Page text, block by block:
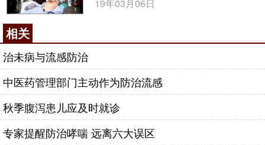
19年03月06日
相关
治未病与流感防治
中医药管理部门主动作为防治流感
秋季腹泻患儿应及时就诊
专家提醒防治哮喘 远离六大误区